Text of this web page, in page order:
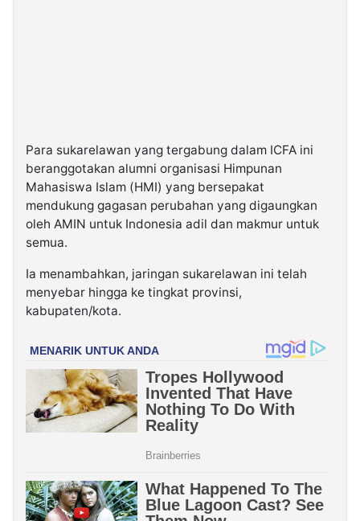
Para sukarelawan yang tergabung dalam ICFA ini
beranggotakan alumni organisasi Himpunan
Mahasiswa Islam (HMI) yang bersepakat
mendukung gagasan perubahan yang digaungkan
oleh AMIN untuk Indonesia adil dan makmur untuk
semua.
Ia menambahkan, jaringan sukarelawan ini telah
menyebar hingga ke tingkat provinsi,
kabupaten/kota.